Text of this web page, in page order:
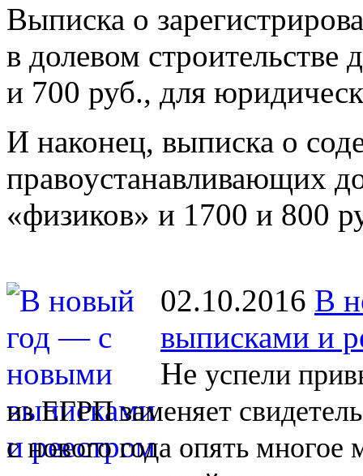
Выписка о
в долевом
и 700 руб., для
И наконец, выписка о
правоустанавливающих
«физиков» и 1700 и 800
02.10.2016 В
выписками и
Не успели
из ЕГРП заменяет
с нового года опять